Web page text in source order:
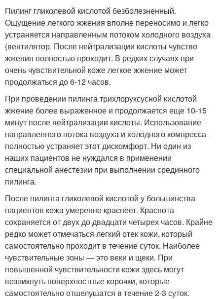
Пилинг гликолевой кислотой безболезненный.
Ощущение легкого жжения вполне переносимо и легко
устраняется направленным потоком холодного воздуха
(вентилятор. После нейтрализации кислоты чувство
жжения полностью проходит. В редких случаях при
очень чувствительной коже легкое жжение может
продолжаться до 6-12 часов.
При проведении пилинга трихлоруксусной кислотой
жжение более выраженное и продолжается еще 10-15
минут после нейтрализации кислоты. Использование
направленного потока воздуха и холодного компресса
полностью устраняет этот дискомфорт. Ни один из
наших пациентов не нуждался в применении
специальной анестезии при выполнении срединного
пилинга.
После пилинга гликолевой кислотой у большинства
пациентов кожа умеренно краснеет. Краснота
сохраняется от двух до двадцати четырех часов. Крайне
редко может отмечаться легкий отек кожи, который
самостоятельно проходит в течение суток. Наиболее
чувствительные зоны — это веки и щеки. При
повышенной чувствительности кожи здесь могут
возникнуть поверхностные корочки, которые
самостоятельно отшелушатся в течение 2-3 суток.